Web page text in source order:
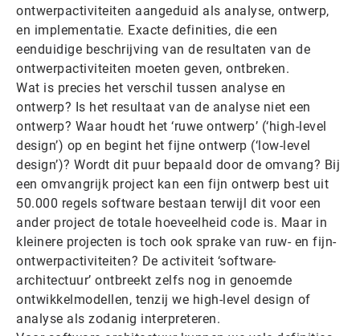
ontwerpactiviteiten aangeduid als analyse, ontwerp,
en implementatie. Exacte definities, die een
eenduidige beschrijving van de resultaten van de
ontwerpactiviteiten moeten geven, ontbreken.
Wat is precies het verschil tussen analyse en
ontwerp? Is het resultaat van de analyse niet een
ontwerp? Waar houdt het ‘ruwe ontwerp’ (‘high-level
design’) op en begint het fijne ontwerp (‘low-level
design’)? Wordt dit puur bepaald door de omvang? Bij
een omvangrijk project kan een fijn ontwerp best uit
50.000 regels software bestaan terwijl dit voor een
ander project de totale hoeveelheid code is. Maar in
kleinere projecten is toch ook sprake van ruw- en fijn-
ontwerpactiviteiten? De activiteit ‘software-
architectuur’ ontbreekt zelfs nog in genoemde
ontwikkelmodellen, tenzij we high-level design of
analyse als zodanig interpreteren.